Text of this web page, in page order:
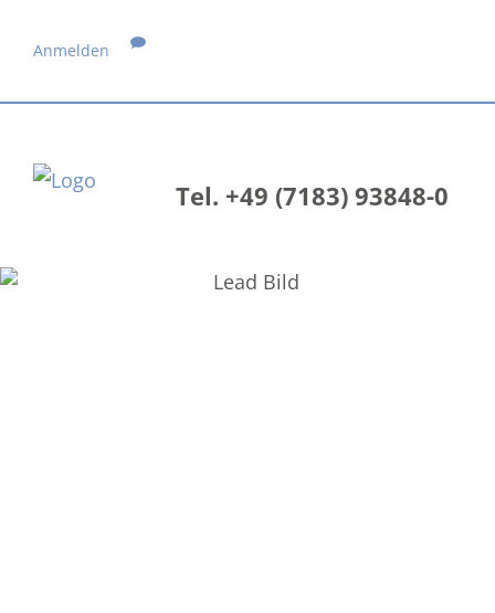
Anmelden
Tel. +49 (7183) 93848-0